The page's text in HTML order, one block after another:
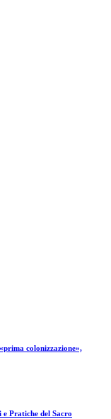
colonizzazione»,
Pratiche del Sacro